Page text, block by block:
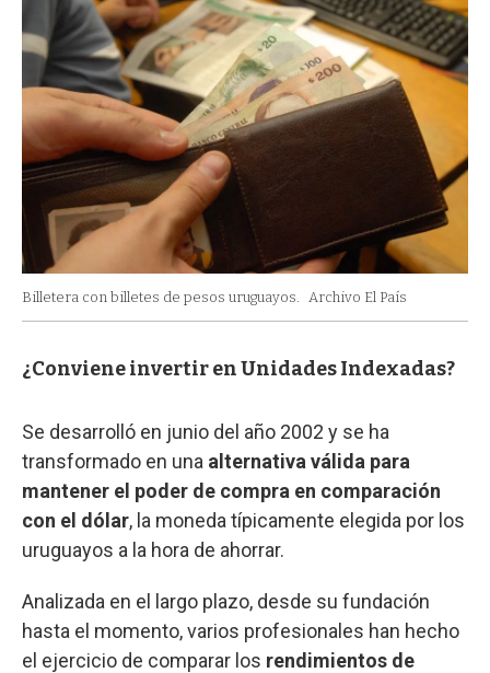
Billetera con billetes de pesos uruguayos. Archivo El País
¿Conviene invertir en Unidades Indexadas?
Se desarrolló en junio del año 2002 y se ha
transformado en una alternativa válida para
mantener el poder de compra en comparación
con el dólar, la moneda típicamente elegida por los
uruguayos a la hora de ahorrar.
Analizada en el largo plazo, desde su fundación
hasta el momento, varios profesionales han hecho
el ejercicio de comparar los rendimientos de